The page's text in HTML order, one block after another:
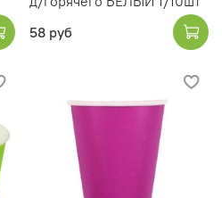
58 руб